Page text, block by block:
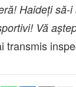
Haideți să-
Vă
transmis